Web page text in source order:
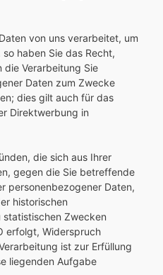
von uns verarbeitet, um
haben Sie das Recht,
Verarbeitung Sie
Daten zum Zwecke
dies gilt auch für das
Direktwerbung in
die sich aus Ihrer
gegen die Sie betreffende
personenbezogener Daten,
historischen
Zwecken
erfolgt, Widerspruch
ist zur Erfüllung
liegenden Aufgabe